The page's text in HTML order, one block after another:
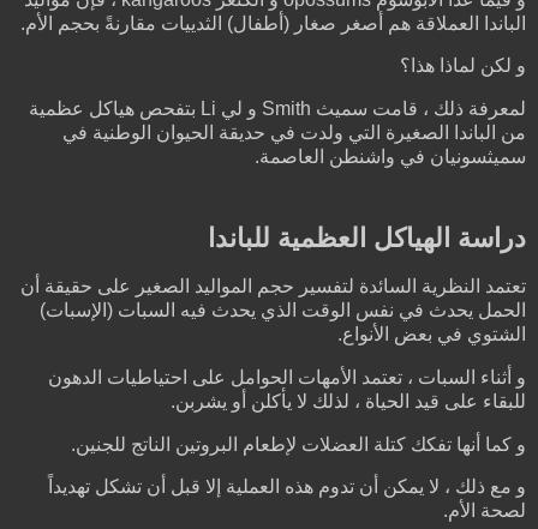
الباندا العملاقة هم أصغر صغار (أطفال) الثدييات مقارنةً بحجم الأم.
و لكن لماذا هذا؟
لمعرفة ذلك ، قامت سميث Smith و لي Li بتفحص هياكل عظمية
من الباندا الصغيرة التي ولدت في حديقة الحيوان الوطنية في
سميثسونيان في واشنطن العاصمة.
دراسة الهياكل العظمية للباندا
تعتمد النظرية السائدة لتفسير حجم المواليد الصغير على حقيقة أن
الحمل يحدث في نفس الوقت الذي يحدث فيه السبات (الإسبات)
الشتوي في بعض الأنواع.
و أثناء السبات ، تعتمد الأمهات الحوامل على احتياطيات الدهون
للبقاء على قيد الحياة ، لذلك لا يأكلن أو يشربن.
و كما أنها تفكك كتلة العضلات لإطعام البروتين الناتج للجنين.
و مع ذلك ، لا يمكن أن تدوم هذه العملية إلا قبل أن تشكل تهديداً
لصحة الأم.